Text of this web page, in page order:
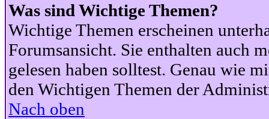
Was sind Wichtige Themen?
Wichtige Themen erscheinen
Forumsansicht. Sie enthalten auch
gelesen haben solltest. Genau wie
den Wichtigen Themen der
Nach oben